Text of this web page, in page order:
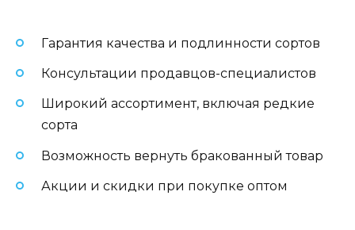
Гарантия качества и подлинности сортов
Консультации продавцов-специалистов
Широкий ассортимент, включая редкие
сорта
Возможность вернуть бракованный товар
Акции и скидки при покупке оптом